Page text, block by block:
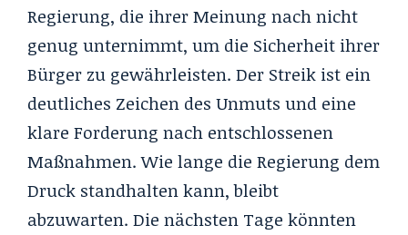
Regierung, die ihrer Meinung nach nicht
genug unternimmt, um die Sicherheit ihrer
Bürger zu gewährleisten. Der Streik ist ein
deutliches Zeichen des Unmuts und eine
klare Forderung nach entschlossenen
Maßnahmen. Wie lange die Regierung dem
Druck standhalten kann, bleibt
abzuwarten. Die nächsten Tage könnten